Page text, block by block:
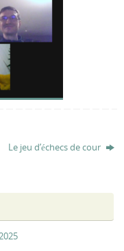
Le jeu d’échecs de cour